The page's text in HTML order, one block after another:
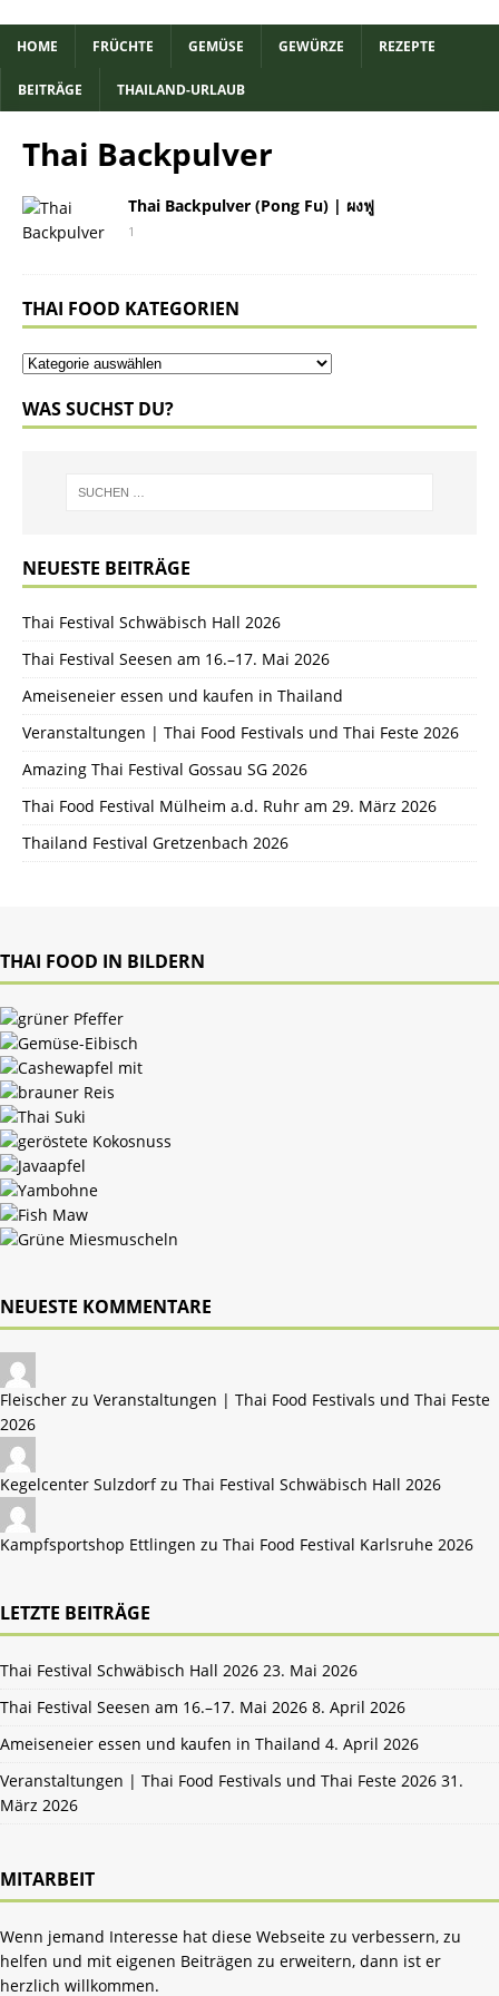
HOME FRÜCHTE GEMÜSE GEWÜRZE REZEPTE
BEITRÄGE THAILAND-URLAUB
Thai Backpulver
Thai Backpulver (Pong Fu) | ผงฟู
1
THAI FOOD KATEGORIEN
WAS SUCHST DU?
NEUESTE BEITRÄGE
Thai Festival Schwäbisch Hall 2026
Thai Festival Seesen am 16.–17. Mai 2026
Ameiseneier essen und kaufen in Thailand
Veranstaltungen | Thai Food Festivals und Thai Feste 2026
Amazing Thai Festival Gossau SG 2026
Thai Food Festival Mülheim a.d. Ruhr am 29. März 2026
Thailand Festival Gretzenbach 2026
THAI FOOD IN BILDERN
NEUESTE KOMMENTARE
Fleischer zu Veranstaltungen | Thai Food Festivals und Thai Feste
2026
Kegelcenter Sulzdorf zu Thai Festival Schwäbisch Hall 2026
Kampfsportshop Ettlingen zu Thai Food Festival Karlsruhe 2026
LETZTE BEITRÄGE
Thai Festival Schwäbisch Hall 2026 23. Mai 2026
Thai Festival Seesen am 16.–17. Mai 2026 8. April 2026
Ameiseneier essen und kaufen in Thailand 4. April 2026
Veranstaltungen | Thai Food Festivals und Thai Feste 2026 31.
März 2026
MITARBEIT
Wenn jemand Interesse hat diese Webseite zu verbessern, zu
helfen und mit eigenen Beiträgen zu erweitern, dann ist er
herzlich willkommen.